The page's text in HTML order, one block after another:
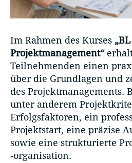
Im Rahmen des Kurses „BL
Projektmanagement“
Teilnehmenden einen
über die Grundlagen und
des Projektmanagements.
unter anderem
Erfolgsfaktoren, ein
Projektstart, eine präzise
sowie eine strukturierte
‑organisation.